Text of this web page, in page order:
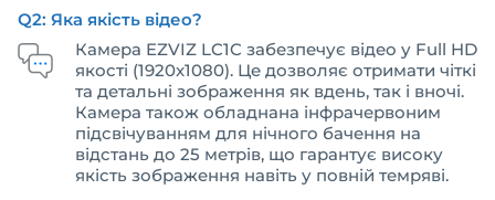
Q2: Яка якість відео?
Камера EZVIZ LC1C забезпечує відео у Full HD
якості (1920x1080). Це дозволяє отримати чіткі
та детальні зображення як вдень, так і вночі.
Камера також обладнана інфрачервоним
підсвічуванням для нічного бачення на
відстань до 25 метрів, що гарантує високу
якість зображення навіть у повній темряві.